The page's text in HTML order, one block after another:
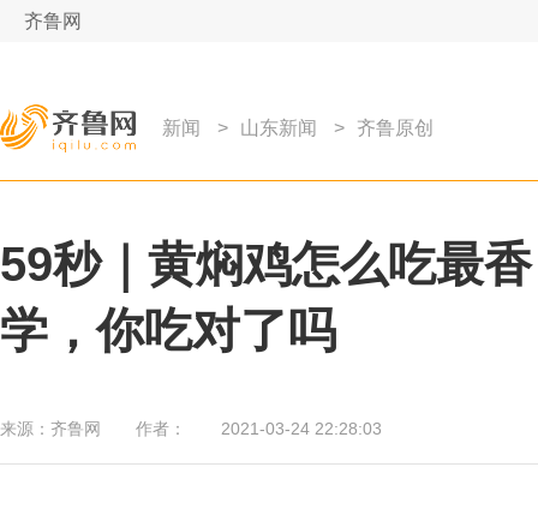
齐鲁网
新闻 > 山东新闻 > 齐鲁原创
59秒｜黄焖鸡怎么吃最
学，你吃对了吗
来源： 齐鲁网 作者： 2021-03-24 22:28:03